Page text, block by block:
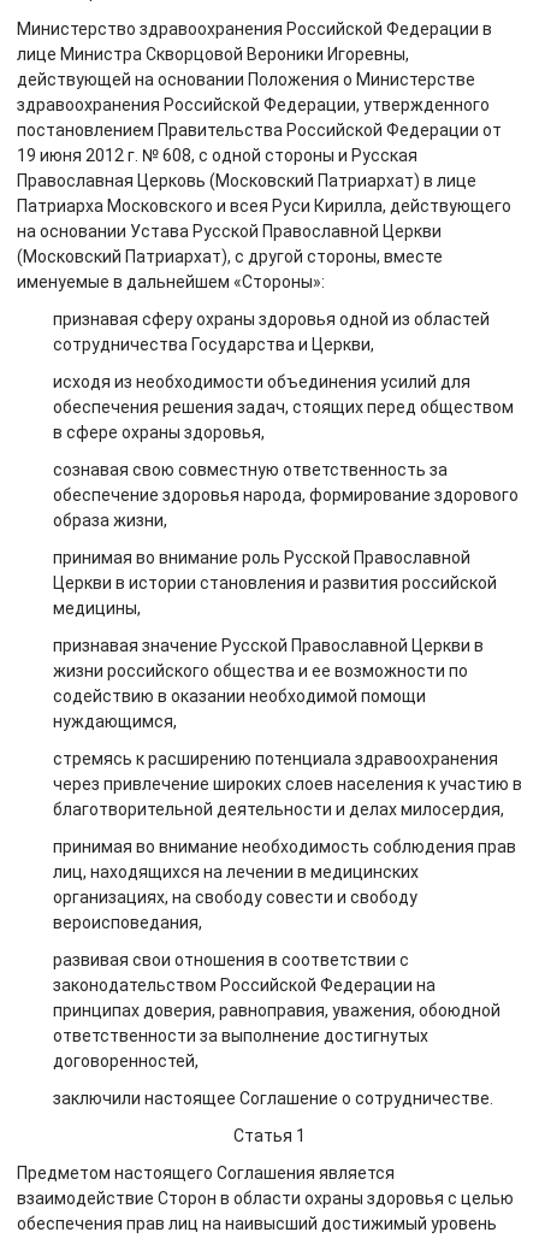
Министерство здравоохранения Российской Федерации в
лице Министра Скворцовой Вероники Игоревны,
действующей на основании Положения о Министерстве
здравоохранения Российской Федерации, утвержденного
постановлением Правительства Российской Федерации от
19 июня 2012 г. № 608, с одной стороны и Русская
Православная Церковь (Московский Патриархат) в лице
Патриарха Московского и всея Руси Кирилла, действующего
на основании Устава Русской Православной Церкви
(Московский Патриархат), с другой стороны, вместе
именуемые в дальнейшем «Стороны»:
признавая сферу охраны здоровья одной из областей
сотрудничества Государства и Церкви,
исходя из необходимости объединения усилий для
обеспечения решения задач, стоящих перед обществом
в сфере охраны здоровья,
сознавая свою совместную ответственность за
обеспечение здоровья народа, формирование здорового
образа жизни,
принимая во внимание роль Русской Православной
Церкви в истории становления и развития российской
медицины,
признавая значение Русской Православной Церкви в
жизни российского общества и ее возможности по
содействию в оказании необходимой помощи
нуждающимся,
стремясь к расширению потенциала здравоохранения
через привлечение широких слоев населения к участию в
благотворительной деятельности и делах милосердия,
принимая во внимание необходимость соблюдения прав
лиц, находящихся на лечении в медицинских
организациях, на свободу совести и свободу
вероисповедания,
развивая свои отношения в соответствии с
законодательством Российской Федерации на
принципах доверия, равноправия, уважения, обоюдной
ответственности за выполнение достигнутых
договоренностей,
заключили настоящее Соглашение о сотрудничестве.
Статья 1
Предметом настоящего Соглашения является
взаимодействие Сторон в области охраны здоровья с целью
обеспечения прав лиц на наивысший достижимый уровень